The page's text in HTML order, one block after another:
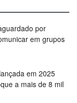
por
em grupos
em 2025
a mais de 8 mil